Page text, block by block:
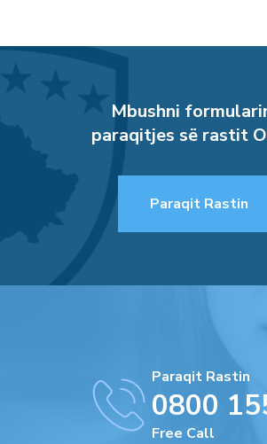
Mbushni
paraqitjes së rastit
Paraqit Rastin
Paraqit Rastin
0800
Free Call